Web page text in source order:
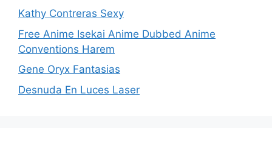
Kathy Contreras Sexy
Free Anime Isekai Anime Dubbed Anime
Conventions Harem
Gene Oryx Fantasias
Desnuda En Luces Laser